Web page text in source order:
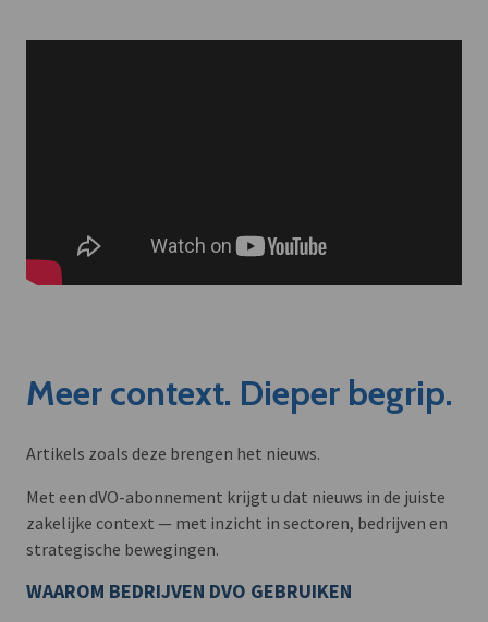
Meer context. Dieper begrip.
Artikels zoals deze brengen het nieuws.
Met een dVO-abonnement krijgt u dat nieuws in de juiste
zakelijke context — met inzicht in sectoren, bedrijven en
strategische bewegingen.
WAAROM BEDRIJVEN DVO GEBRUIKEN